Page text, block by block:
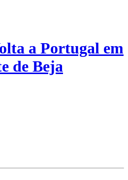
a Portugal em
de Beja